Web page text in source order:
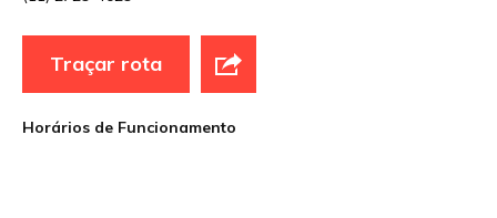
Traçar rota
Horários de Funcionamento